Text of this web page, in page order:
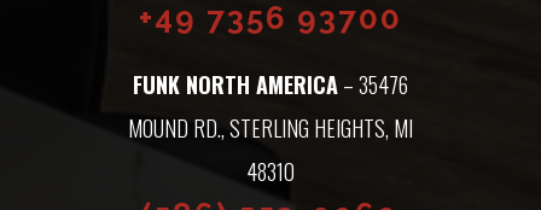
+49 7356 93700
FUNK NORTH AMERICA– 35476
MOUND RD., STERLING HEIGHTS, MI
48310